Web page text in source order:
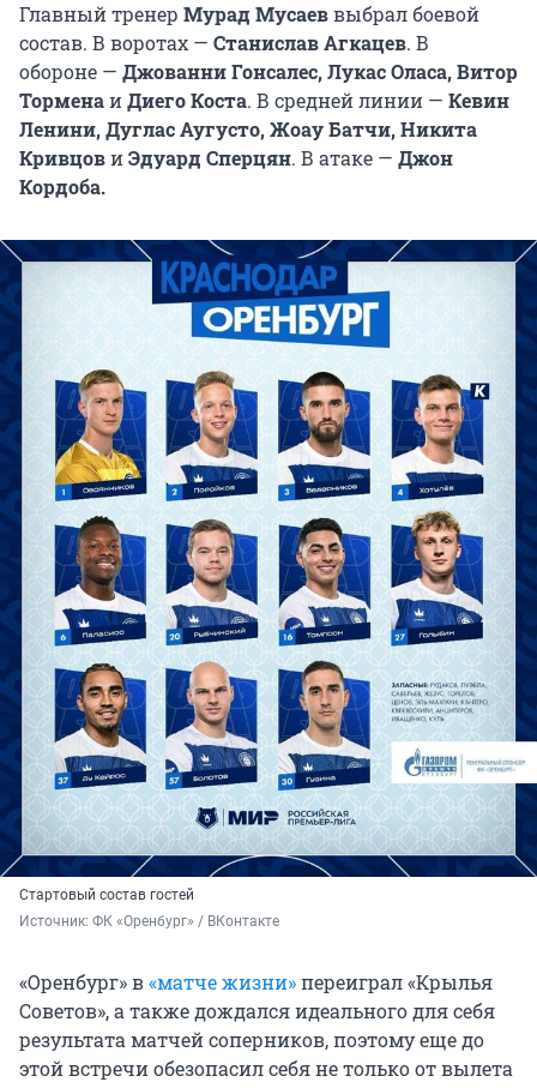
Главный тренер Мурад Мусаеввыбрал боевой
состав. В воротах — Станислав Агкацев. В
обороне — Джованни Гонсалес, Лукас Оласа, Витор
ТорменаиДиего Коста. В средней линии — Кевин
Ленини, Дуглас Аугусто, Жоау Батчи, Никита
КривцовиЭдуард Сперцян. В атаке — Джон
Кордоба.
Стартовый состав гостей
Источник: ФК «Оренбург» / ВКонтакте
«Оренбург» в«матче жизни»переиграл «Крылья
Советов», а также дождался идеального для себя
результата матчей соперников, поэтому еще до
этой встречи обезопасил себя не только от вылета